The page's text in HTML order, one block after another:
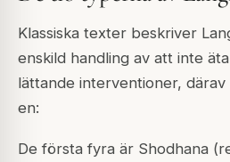
Klassiska texter beskriver
enskild handling av att inte
lättande interventioner,
en:
De första fyra är Shodhana